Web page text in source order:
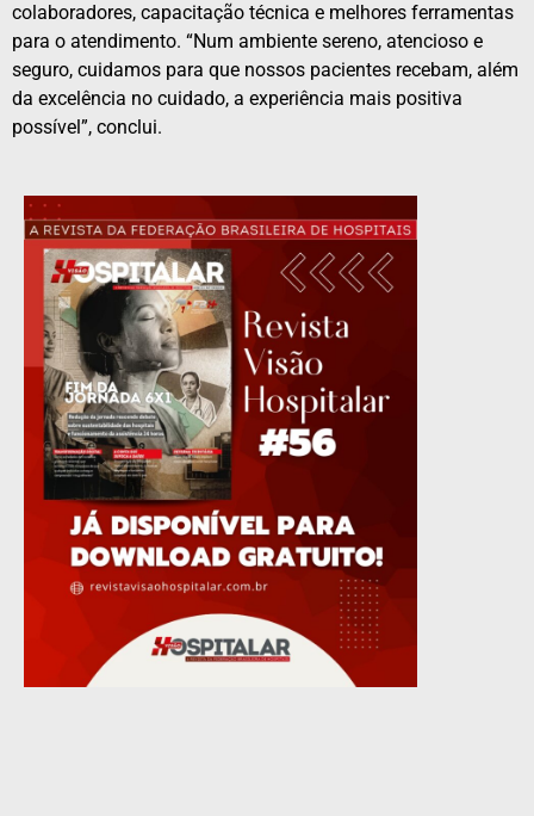
colaboradores, capacitação técnica e melhores ferramentas
para o atendimento. “Num ambiente sereno, atencioso e
seguro, cuidamos para que nossos pacientes recebam, além
da excelência no cuidado, a experiência mais positiva
possível”, conclui.